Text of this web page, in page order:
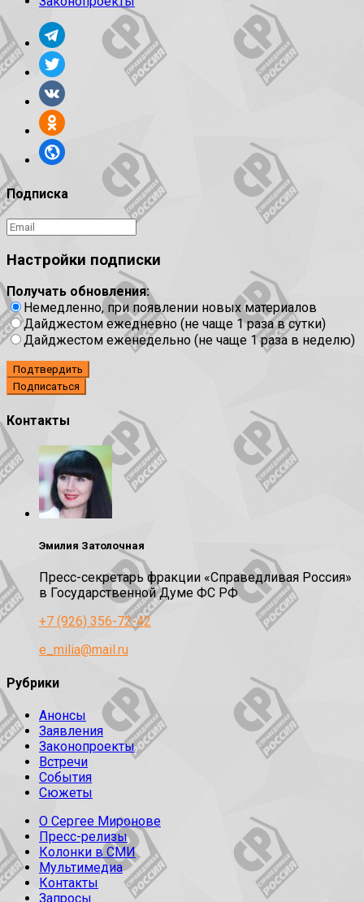
Подписка
Настройки подписки
Получать обновления:
Немедленно, при появлении новых материалов
Дайджестом ежедневно (не чаще 1 раза в сутки)
Дайджестом еженедельно (не чаще 1 раза в неделю)
Подтвердить
Контакты
Эмилия Затолочная
Пресс-секретарь фракции «Справедливая Россия»
в Государственной Думе ФС РФ
+7 (926) 356-72-42
e_milia@mail.ru
Рубрики
Анонсы
Заявления
Законопроекты
Встречи
События
Сюжеты
О Сергее Миронове
Пресс-релизы
Колонки в СМИ
Мультимедиа
Контакты
Запросы